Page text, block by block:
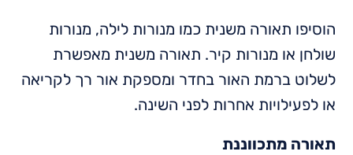
הוסיפו תאורה משנית כמו מנורות לילה, מנורות
שולחן או מנורות קיר. תאורה משנית מאפשרת
לשלוט ברמת האור בחדר ומספקת אור רך לקריאה
או לפעילויות אחרות לפני השינה.
תאורה מתכווננת